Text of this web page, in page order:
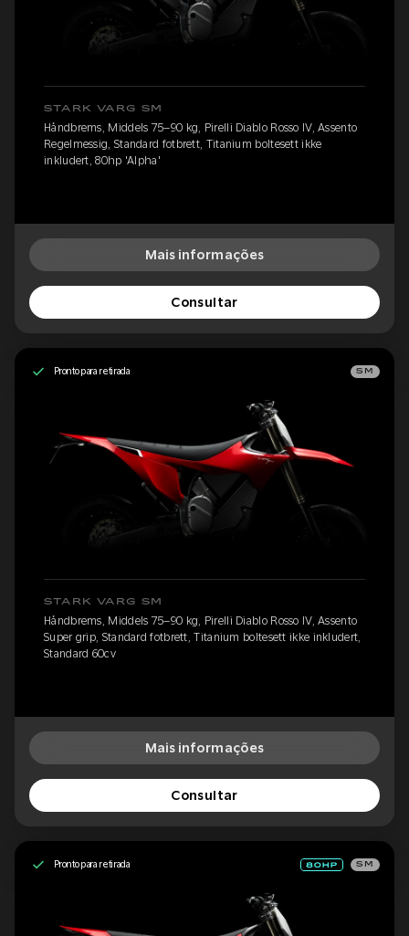
STARK VARG SM
Håndbrems, Middels 75–90 kg, Pirelli Diablo Rosso IV, Assento
Regelmessig, Standard fotbrett, Titanium boltesett ikke
inkludert, 80hp 'Alpha'
Mais informações
Consultar
Pronto para retirada SM
STARK VARG SM
Håndbrems, Middels 75–90 kg, Pirelli Diablo Rosso IV, Assento
Super grip, Standard fotbrett, Titanium boltesett ikke inkludert,
Standard 60cv
Mais informações
Consultar
Pronto para retirada SM